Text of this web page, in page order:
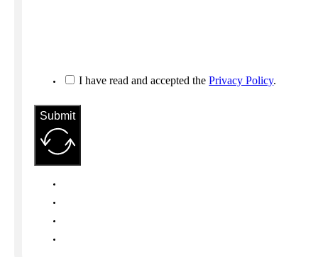
I have read and accepted thePrivacy Policy.
Submit